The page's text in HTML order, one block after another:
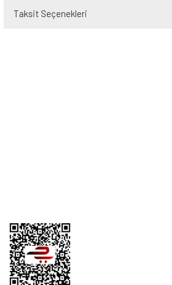
Taksit Seçenekleri